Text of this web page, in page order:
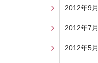
2012年9月
2012年7月
2012年5月